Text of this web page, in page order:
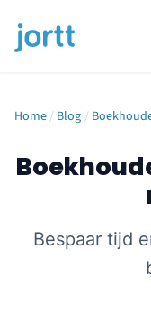
Home / Blog /
Bespaar tijd